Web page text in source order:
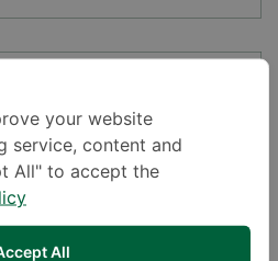
your website
service, content and
All" to accept the
All